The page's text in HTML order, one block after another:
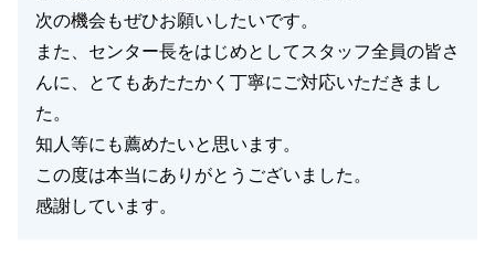
次の機会もぜひお願いしたいです。
また、センター長をはじめとしてスタッフ全員の皆さ
んに、とてもあたたかく丁寧にご対応いただきまし
た。
知人等にも薦めたいと思います。
この度は本当にありがとうございました。
感謝しています。